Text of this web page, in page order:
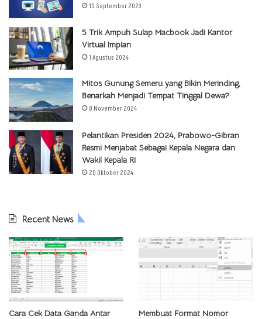
15 September 2023
5 Trik Ampuh Sulap Macbook Jadi Kantor
Virtual Impian
1 Agustus 2024
Mitos Gunung Semeru yang Bikin Merinding,
Benarkah Menjadi Tempat Tinggal Dewa?
8 November 2024
Pelantikan Presiden 2024, Prabowo-Gibran
Resmi Menjabat Sebagai Kepala Negara dan
Wakil Kepala RI
20 Oktober 2024
Recent News
Cara Cek Data Ganda Antar
Membuat Format Nomor